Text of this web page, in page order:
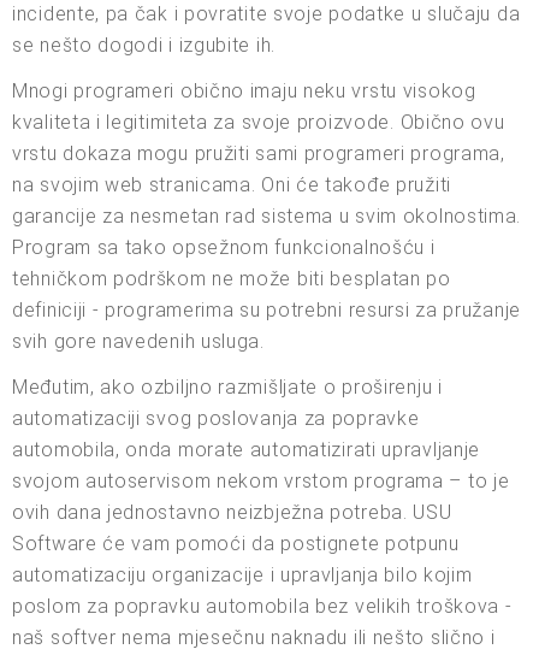
incidente, pa čak i povratite svoje podatke u slučaju da
se nešto dogodi i izgubite ih.
Mnogi programeri obično imaju neku vrstu visokog
kvaliteta i legitimiteta za svoje proizvode. Obično ovu
vrstu dokaza mogu pružiti sami programeri programa,
na svojim web stranicama. Oni će takođe pružiti
garancije za nesmetan rad sistema u svim okolnostima.
Program sa tako opsežnom funkcionalnošću i
tehničkom podrškom ne može biti besplatan po
definiciji - programerima su potrebni resursi za pružanje
svih gore navedenih usluga.
Međutim, ako ozbiljno razmišljate o proširenju i
automatizaciji svog poslovanja za popravke
automobila, onda morate automatizirati upravljanje
svojom autoservisom nekom vrstom programa – to je
ovih dana jednostavno neizbježna potreba. USU
Software će vam pomoći da postignete potpunu
automatizaciju organizacije i upravljanja bilo kojim
poslom za popravku automobila bez velikih troškova -
naš softver nema mjesečnu naknadu ili nešto slično i